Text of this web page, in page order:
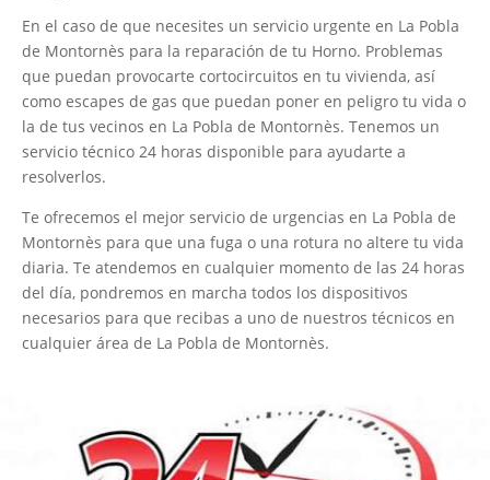
En el caso de que necesites un servicio urgente en La Pobla
de Montornès para la reparación de tu Horno. Problemas
que puedan provocarte cortocircuitos en tu vivienda, así
como escapes de gas que puedan poner en peligro tu vida o
la de tus vecinos en La Pobla de Montornès. Tenemos un
servicio técnico 24 horas disponible para ayudarte a
resolverlos.
Te ofrecemos el mejor servicio de urgencias en La Pobla de
Montornès para que una fuga o una rotura no altere tu vida
diaria. Te atendemos en cualquier momento de las 24 horas
del día, pondremos en marcha todos los dispositivos
necesarios para que recibas a uno de nuestros técnicos en
cualquier área de La Pobla de Montornès.